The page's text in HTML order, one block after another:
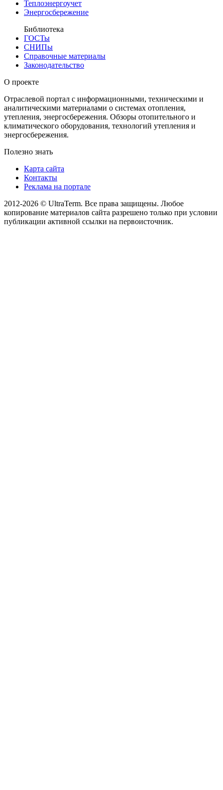
Теплоэнергоучет
Энергосбережение
Библиотека
ГОСТы
СНИПы
Справочные материалы
Законодательство
О проекте
Отраслевой портал с информационными, техническими и
аналитическими материалами о системах отопления,
утепления, энергосбережения. Обзоры отопительного и
климатического оборудования, технологий утепления и
энергосбережения.
Полезно знать
Карта сайта
Контакты
Реклама на портале
2012-2026 © UltraTerm. Все права защищены. Любое
копирование материалов сайта разрешено только при условии
публикации активной ссылки на первоисточник.